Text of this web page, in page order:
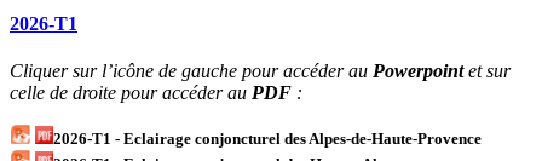
2026-T1
Cliquer sur l’icône de gauche pour accéder au Powerpointet sur
celle de droite pour accéder au PDF :
2026-T1 - Eclairage conjoncturel des Alpes-de-Haute-Provence